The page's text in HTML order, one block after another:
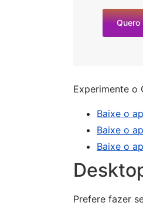
Quero
Experimente o
Baixe o
Baixe o
Baixe o
Prefere fazer